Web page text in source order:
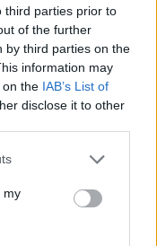
third parties prior to
of the further
by third parties on the
information may
on the IAB’s List of
disclose it to other
my